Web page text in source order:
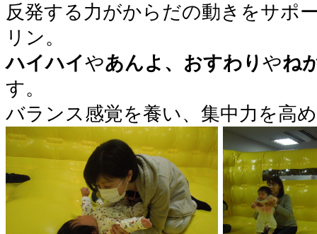
反発する力がからだの動きをサポ
リン。
ハイハイやあんよ、おすわり やね
す。
バランス感覚を養い、集中力を高